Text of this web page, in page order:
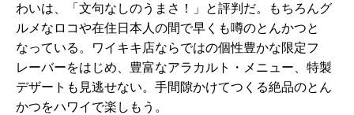
わいは、「文句なしのうまさ！」と評判だ。もちろんグ
ルメなロコや在住日本人の間で早くも噂のとんかつと
なっている。ワイキキ店ならではの個性豊かな限定フ
レーバーをはじめ、豊富なアラカルト・メニュー、特製
デザートも見逃せない。手間隙かけてつくる絶品のとん
かつをハワイで楽しもう。